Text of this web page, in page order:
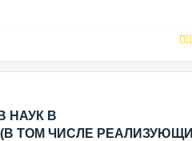
НАУК В
ТОМ ЧИСЛЕ